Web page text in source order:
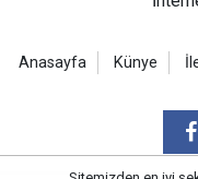
Anasayfa Künye